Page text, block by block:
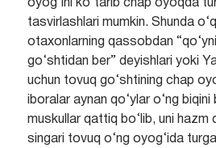
oyog‘ini ko‘tarib chap oyoqda
tasvirlashlari mumkin. Shunda
otaxonlarning qassobdan
go‘shtidan ber” deyishlari yoki
uchun tovuq go‘shtining chap
iboralar aynan qo‘ylar o‘ng
muskullar qattiq bo‘lib, uni hazm
singari tovuq o‘ng oyog‘ida